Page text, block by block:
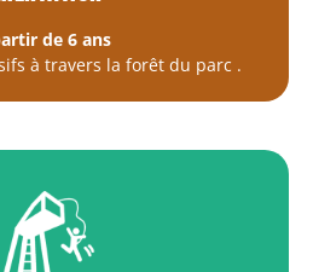
de 6 ans
à travers la forêt du parc .